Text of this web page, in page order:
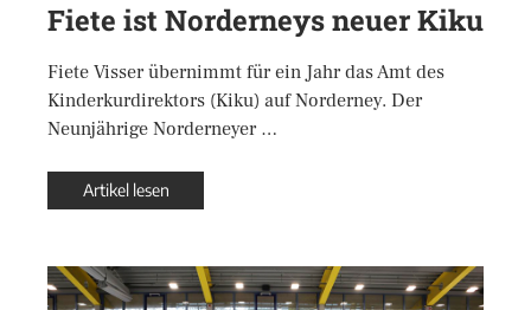
Fiete ist Norderneys neuer Kiku
Fiete Visser übernimmt für ein Jahr das Amt des
Kinderkurdirektors (Kiku) auf Norderney. Der
Neunjährige Norderneyer …
Artikel lesen